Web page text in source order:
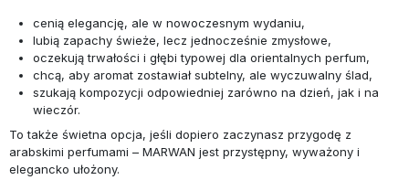
cenią elegancję, ale w nowoczesnym wydaniu,
lubią zapachy świeże, lecz jednocześnie zmysłowe,
oczekują trwałości i głębi typowej dla orientalnych perfum,
chcą, aby aromat zostawiał subtelny, ale wyczuwalny ślad,
szukają kompozycji odpowiedniej zarówno na dzień, jak i na
wieczór.
To także świetna opcja, jeśli dopiero zaczynasz przygodę z
arabskimi perfumami – MARWAN jest przystępny, wyważony i
elegancko ułożony.